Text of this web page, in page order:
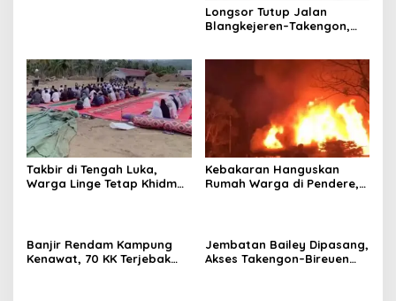
Longsor Tutup Jalan
Blangkejeren–Takengon,
Takbir di Tengah Luka,
Warga Linge Tetap Khidmat
Kebakaran Hanguskan
Rumah Warga di Pendere,
Banjir Rendam Kampung
Kenawat, 70 KK Terjebak
Jembatan Bailey Dipasang,
Akses Takengon–Bireuen